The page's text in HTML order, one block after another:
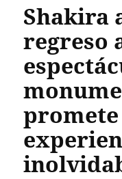
Shakira
regreso